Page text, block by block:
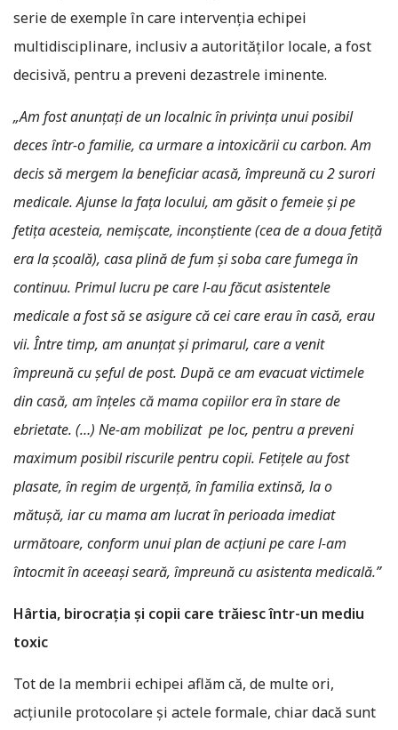
serie de exemple în care intervenția echipei
multidisciplinare, inclusiv a autorităților locale, a fost
decisivă, pentru a preveni dezastrele iminente.
„Am fost anunțați de un localnic în privința unui posibil
deces într-o familie, ca urmare a intoxicării cu carbon. Am
decis să mergem la beneficiar acasă, împreună cu 2 surori
medicale. Ajunse la fața locului, am găsit o femeie și pe
fetița acesteia, nemișcate, inconștiente (cea de a doua fetiță
era la școală), casa plină de fum și soba care fumega în
continuu. Primul lucru pe care l-au făcut asistentele
medicale a fost să se asigure că cei care erau în casă, erau
vii.Între timp, am anunțat și primarul, care a venit
împreună cu șeful de post. După ce am evacuat victimele
din casă, am înțeles că mama copiilor era în stare de
ebrietate. (…) Ne-am mobilizat pe loc, pentru a preveni
maximum posibil riscurile pentru copii. Fetițele au fost
plasate, în regim de urgență, în familia extinsă, la o
mătușă, iar cu mama am lucrat în perioada imediat
următoare, conform unui plan de acțiuni pe care l-am
întocmit în aceeași seară, împreună cu asistenta medicală.”
Hârtia, birocraţia şi copii care trăiesc într-un mediu
toxic
Tot de la membrii echipei aflăm că, de multe ori,
acțiunile protocolare și actele formale, chiar dacă sunt